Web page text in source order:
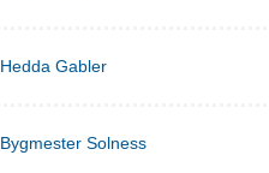
Hedda Gabler
Bygmester Solness